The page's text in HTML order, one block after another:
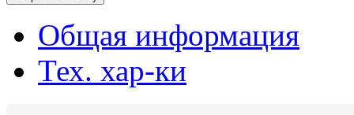
Общая информация
Тех. хар-ки